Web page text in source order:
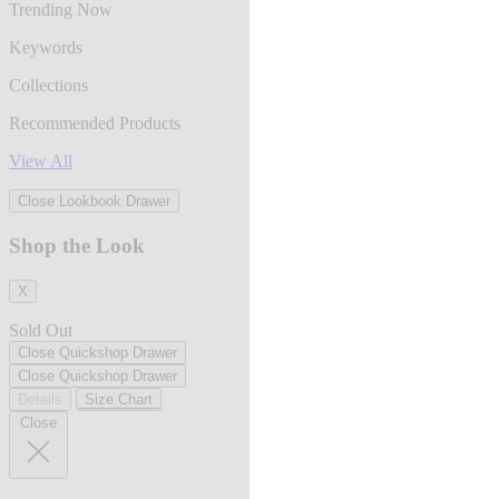
Trending Now
Keywords
Collections
Recommended Products
View All
Close Lookbook Drawer
Shop the Look
X
Sold Out
Close Quickshop Drawer
Close Quickshop Drawer
Size Chart
Close